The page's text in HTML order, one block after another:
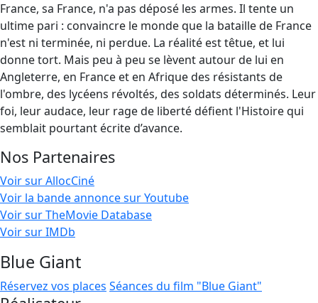
France, sa France, n'a pas déposé les armes. Il tente un
ultime pari : convaincre le monde que la bataille de France
n'est ni terminée, ni perdue. La réalité est têtue, et lui
donne tort. Mais peu à peu se lèvent autour de lui en
Angleterre, en France et en Afrique des résistants de
l'ombre, des lycéens révoltés, des soldats déterminés. Leur
foi, leur audace, leur rage de liberté défient l'Histoire qui
semblait pourtant écrite d’avance.
Nos Partenaires
Voir sur AllocCiné
Voir la bande annonce sur Youtube
Voir sur TheMovie Database
Voir sur IMDb
Blue Giant
Réservez vos places Séances du film "Blue Giant"